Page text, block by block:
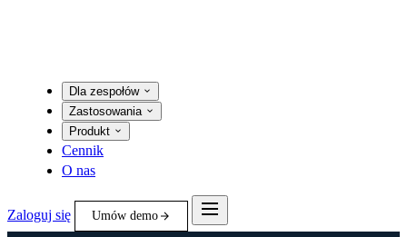
Dla zespołów
Zastosowania
Produkt
Cennik
O nas
Zaloguj się Umów demo